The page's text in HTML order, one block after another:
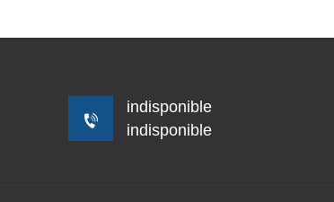
indisponible
indisponible